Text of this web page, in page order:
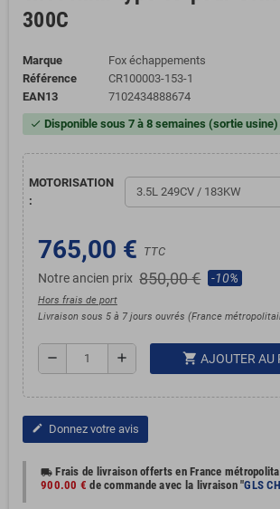
300C
Marque
Fox échappements
Référence
CR100003-153-1
EAN13
7102434888674
check Disponible sous 7 à 8 semaines (sortie usine)
MOTORISATION
:
765,00 € TTC
Notre ancien prix 850,00 € -10%
Hors frais de port
Livraison sous 5 à 7 jours ouvrés (France
remove add shopping_cart AJOUTER AU
edit Donnez votre avis
local_shipping Frais de livraison offerts en France
900.00 € de commande avec la livraison "GLS